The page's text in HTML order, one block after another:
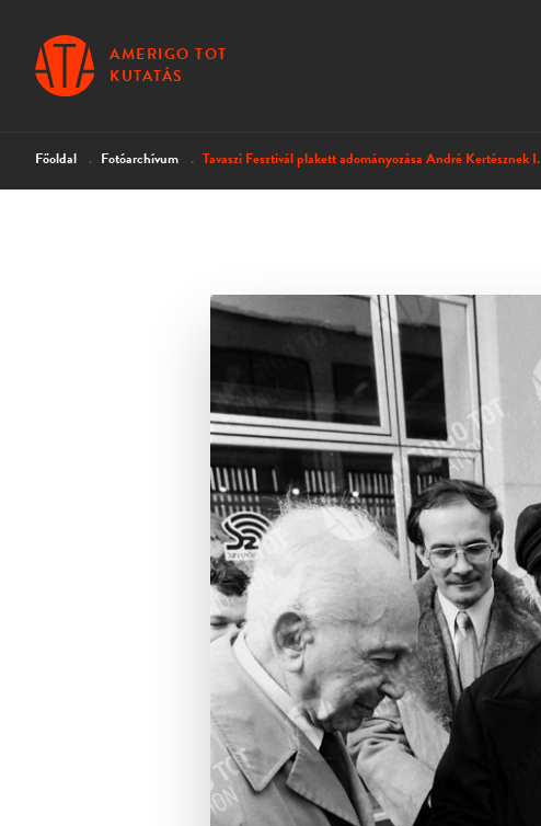
AMERIGO TOT
KUTATÁS
Főoldal Fotóarchívum Tavaszi Fesztivál plakett adományozása André Kertésznek I.